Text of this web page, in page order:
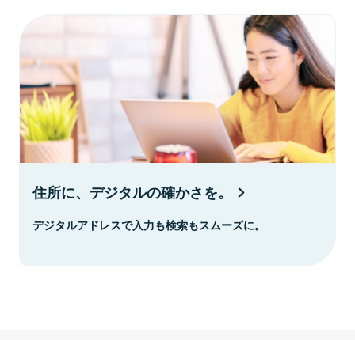
住所に、デジタルの確かさを。
デジタルアドレスで入力も検索もスムーズに。